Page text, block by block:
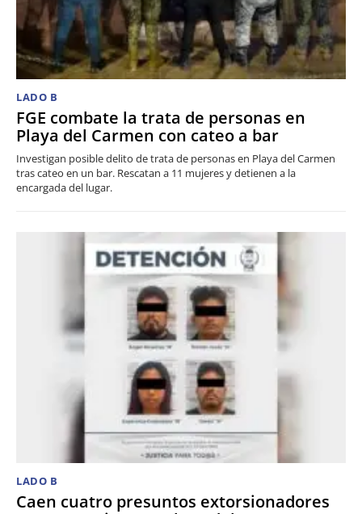
LADO B
FGE combate la trata de personas en
Playa del Carmen con cateo a bar
Investigan posible delito de trata de personas en Playa del Carmen
tras cateo en un bar. Rescatan a 11 mujeres y detienen a la
encargada del lugar.
LADO B
Caen cuatro presuntos extorsionadores